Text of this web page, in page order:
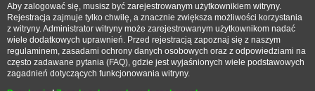
Aby zalogować się, musisz być zarejestrowanym użytkownikiem witryny.
Rejestracja zajmuje tylko chwilę, a znacznie zwiększa możliwości korzystania
z witryny. Administrator witryny może zarejestrowanym użytkownikom nadać
wiele dodatkowych uprawnień. Przed rejestracją zapoznaj się z naszym
regulaminem, zasadami ochrony danych osobowych oraz z odpowiedziami na
często zadawane pytania (FAQ), gdzie jest wyjaśnionych wiele podstawowych
zagadnień dotyczących funkcjonowania witryny.